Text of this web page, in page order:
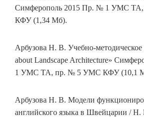
Симферополь 2015 Пр. № 1 УМС
КФУ (1,34 Мб).
Арбузова Н. В. Учебно-методическое
about Landscape Architecture»
1 УМС ТА, пр. № 5 УМС КФУ (10,1
Арбузова Н. В. Модели
английского языка в Швейцарии / Н.